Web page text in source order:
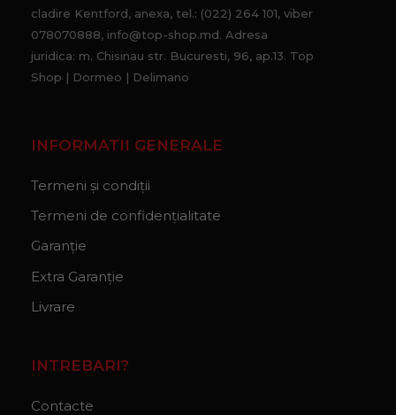
cladire Kentford, anexa, tel.: (022) 264 101, viber
078070888, info@top-shop.md. Adresa
juridica: m. Chisinau str. Bucuresti, 96, ap.13. Top
Shop | Dormeo | Delimano
INFORMATII GENERALE
Termeni și condiții
Termeni de confidențialitate
Garanție
Extra Garanție
Livrare
INTREBARI?
Contacte